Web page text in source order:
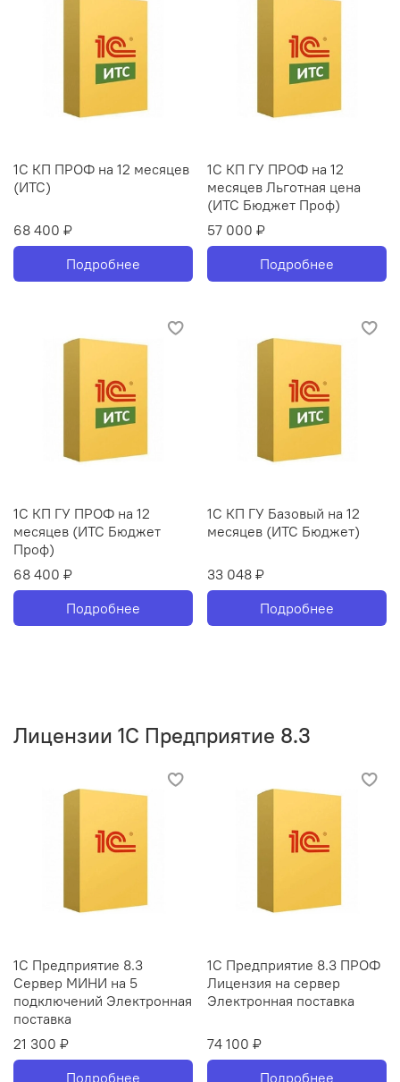
1С КП ПРОФ на 12 месяцев
(ИТС)
68 400 ₽
Подробнее
1С КП ГУ ПРОФ на 12
месяцев Льготная цена
(ИТС Бюджет Проф)
57 000 ₽
Подробнее
1С КП ГУ ПРОФ на 12
месяцев (ИТС Бюджет
Проф)
68 400 ₽
Подробнее
1С КП ГУ Базовый на 12
месяцев (ИТС Бюджет)
33 048 ₽
Подробнее
Лицензии 1С Предприятие 8.3
1С Предприятие 8.3
Сервер МИНИ на 5
подключений Электронная
поставка
21 300 ₽
Подробнее
1С Предприятие 8.3 ПРОФ
Лицензия на сервер
Электронная поставка
74 100 ₽
Подробнее